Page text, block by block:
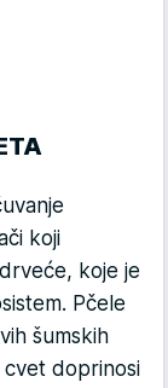
koji
koje je
Pčele
šumskih
cvet doprinosi